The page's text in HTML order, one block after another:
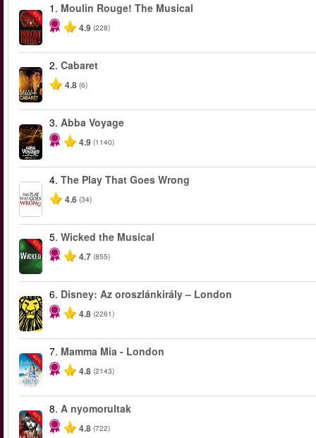
-50%
1. Moulin Rouge! The Musical
4.9 (228)
2. Cabaret
4.8 (6)
3. Abba Voyage
4.9 (1140)
4. The Play That Goes Wrong
4.6 (34)
-50%
5. Wicked the Musical
4.7 (855)
6. Disney: Az oroszlánkirály – London
4.8 (2261)
-40%
7. Mamma Mia - London
4.8 (2143)
-40%
8. A nyomorultak
4.8 (722)